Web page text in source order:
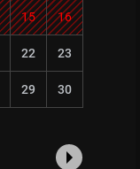
15 16
22 23
29 30